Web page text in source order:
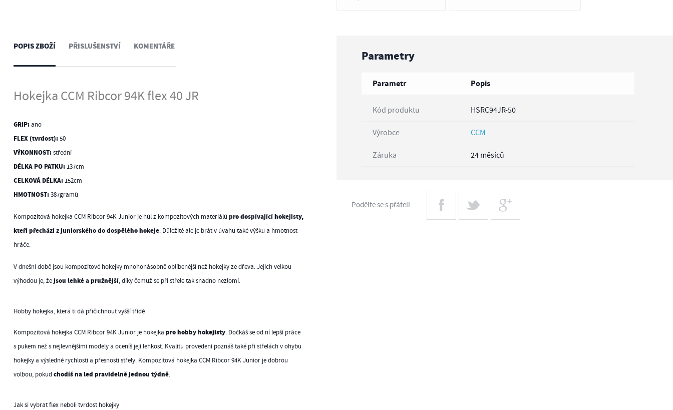
POPIS ZBOŽÍ
Hokejka CCM Ribcor 94K flex 40 JR
GRIP:ano
FLEX (tvrdost):50
VÝKONNOST:střední
DÉLKA PO PATKU: 137cm
CELKOVÁ DÉLKA: 152cm
HMOTNOST:387gramů
Kompozitová hokejka CCM Ribcor 94K Junior je hůl z kompozitových materiálů pro dospívající hokejisty,
kteří přechází z juniorského do dospělého hokeje. Důležité ale je brát v úvahu také výšku a hmotnost
hráče.
V dnešní době jsou kompozitové hokejky mnohonásobně oblíbenější než hokejky ze dřeva. Jejich velkou
výhodou je, žejsou lehké a pružnější, díky čemuž se při střele tak snadno nezlomí.
Hobby hokejka, která ti dá přičichnout vyšší třídě
Kompozitová hokejka CCM Ribcor 94K Junior je hokejka pro hobby hokejisty. Dočkáš se od ní lepší práce
s pukem než s nejlevnějšími modely a oceníš její lehkost. Kvalitu provedení poznáš také při střelách v ohybu
hokejky a výsledné rychlosti a přesnosti střely. Kompozitová hokejka CCM Ribcor 94K Junior je dobrou
volbou, pokudchodíš na led pravidelně jednou týdně.
Jak si vybrat flex neboli tvrdost hokejky
PŘISLUŠENSTVÍ KOMENTÁŘE
Parametry
Parametr Popis
Kód produktu HSRC94JR-50
Výrobce CCM
Záruka 24 měsíců
Podělte se s přáteli